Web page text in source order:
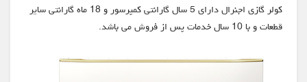
کولر گازی اجنرال دارای 5 سال گارانتی کمپرسور و 18 ماه گارانتی سایر
قطعات و با 10 سال خدمات پس از فروش می باشد.